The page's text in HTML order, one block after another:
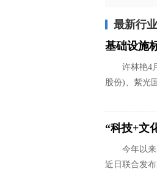
最新行业
基础设施
许林艳4
股份)、紫光
“科技+文
今年以
近日联合发